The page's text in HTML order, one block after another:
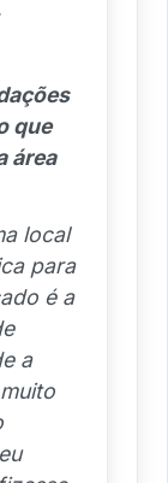
que
área
local
para
é a
a